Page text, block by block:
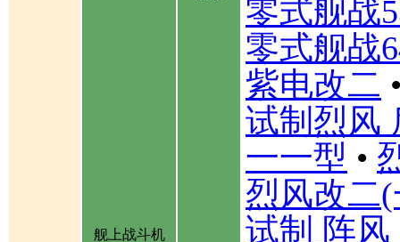
舰上战斗机
零式舰战
零式舰战
紫电改二
试制烈风
一一型 •
烈风改二
试制 阵风